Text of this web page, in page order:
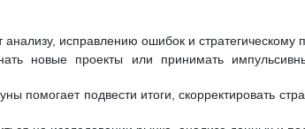
исправлению ошибок и стратегическому
новые проекты или принимать
помогает подвести итоги, скорректировать